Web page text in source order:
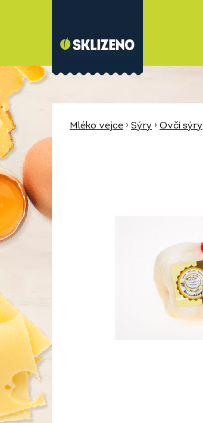
Mléko vejce › Sýry › Ovčí sýry